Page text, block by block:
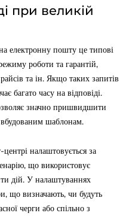
при великій
електронну пошту це типові
роботи та гарантій,
та ін. Якщо таких запитів
багато часу на відповіді.
значно пришвидшити
вбудованим шаблонам.
налаштовується за
що використовує
дій. У налаштуваннях
що визначають, чи будуть
черги або спільно з